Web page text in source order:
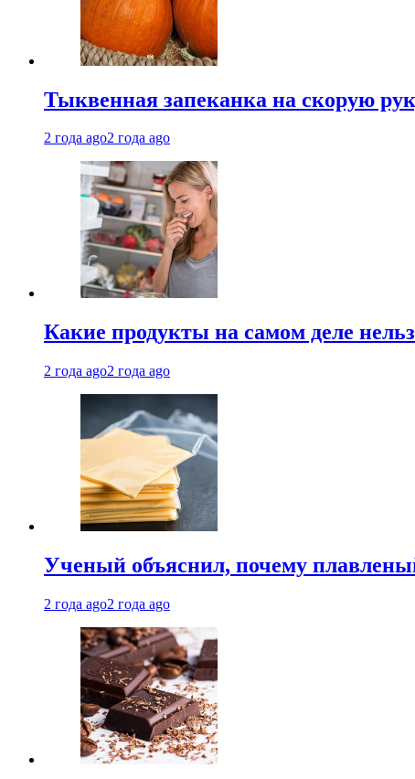
Тыквенная запеканка на скорую
2 года ago2 года ago
Какие продукты на самом деле
2 года ago2 года ago
Ученый объяснил, почему
2 года ago2 года ago